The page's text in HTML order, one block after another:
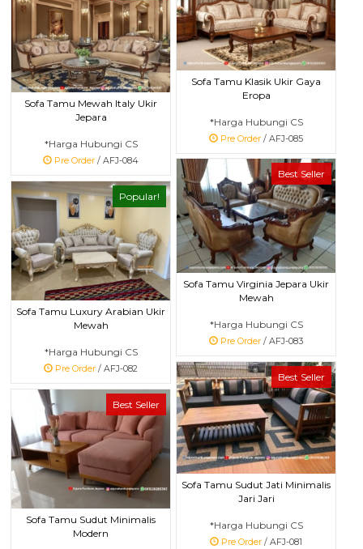
Sofa Tamu Klasik Ukir Gaya
Eropa
*Harga Hubungi CS
Pre Order / AFJ-085
Sofa Tamu Mewah Italy Ukir
Jepara
*Harga Hubungi CS
Pre Order / AFJ-084
Best Seller
Sofa Tamu Virginia Jepara Ukir
Mewah
*Harga Hubungi CS
Pre Order / AFJ-083
Popular!
Sofa Tamu Luxury Arabian Ukir
Mewah
*Harga Hubungi CS
Pre Order / AFJ-082
Best Seller
Sofa Tamu Sudut Jati Minimalis
Jari Jari
*Harga Hubungi CS
Pre Order / AFJ-081
Best Seller
Sofa Tamu Sudut Minimalis
Modern